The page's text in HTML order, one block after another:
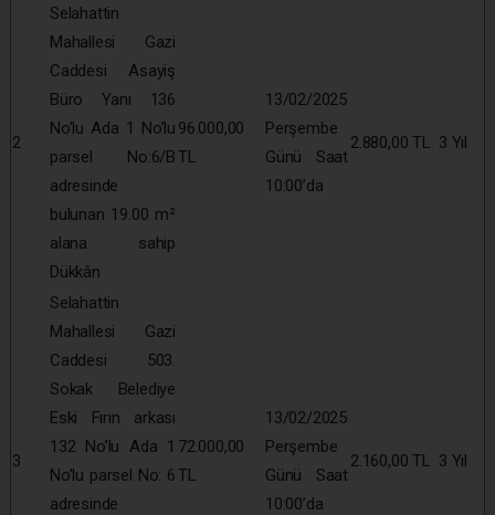
2
Selahattin
Mahallesi Gazi
Caddesi Asayiş
Büro Yanı 136
No’lu Ada 1 No’lu
parsel No:6/B
adresinde
bulunan 19.00 m²
alana sahip
Dükkân
96.000,00
TL
13/02/2025
Perşembe
Günü Saat
10:00’da
2.880,00 TL 3 Yıl
3
Selahattin
Mahallesi Gazi
Caddesi 503.
Sokak Belediye
Eski Fırın arkası
132 No’lu Ada 1
No’lu parsel No: 6
adresinde
72.000,00
TL
13/02/2025
Perşembe
Günü Saat
10:00’da
2.160,00 TL 3 Yıl